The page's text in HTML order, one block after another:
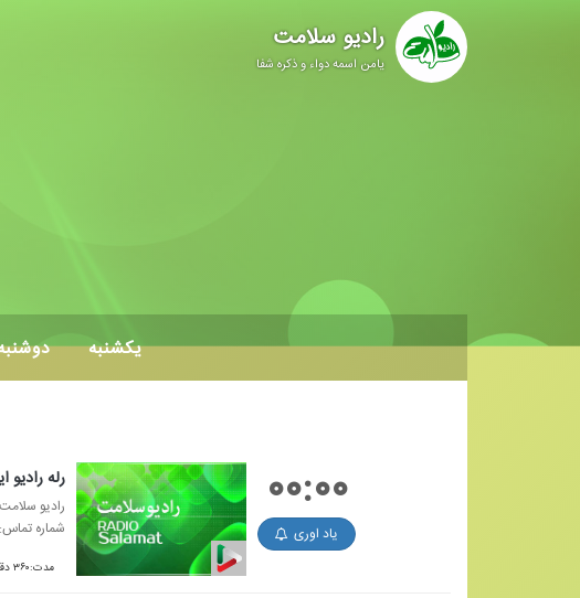
رادیو سلامت
یامن اسمه دواء و ذکره شفا
یکشنبه
۰۰:۰۰
یاد اوری
رله رادیو
رادیو
شماره تماس: ۰۲۱۲۲۰۲۱۹۵۴ شماره تلفن گویا: ۰۲۱۲۷۸۶۰۱۰۲ شماره پیامك:
مدت:۳۶۰ دقیقه